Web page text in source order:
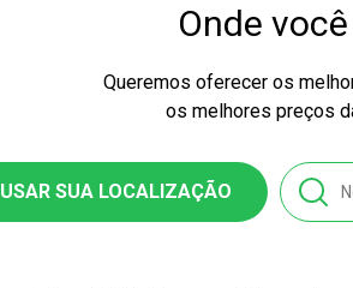
Onde
Queremos oferecer os
os melhores preços
USAR SUA LOCALIZAÇÃO
que é
Thanos